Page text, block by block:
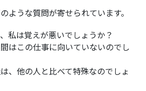
ような質問が寄せられています。
私は覚えが悪いでしょうか？
はこの仕事に向いていないのでし
、他の人と比べて特殊なのでしょ